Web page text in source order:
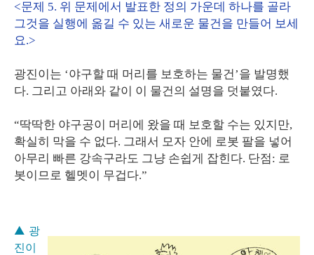
<문제 5. 위 문제에서 발표한 정의 가운데 하나를 골라
그것을 실행에 옮길 수 있는 새로운 물건을 만들어 보세
요.>
광진이는 ‘야구할 때 머리를 보호하는 물건’을 발명했
다. 그리고 아래와 같이 이 물건의 설명을 덧붙였다.
“딱딱한 야구공이 머리에 왔을 때 보호할 수는 있지만,
확실히 막을 수 없다. 그래서 모자 안에 로봇 팔을 넣어
아무리 빠른 강속구라도 그냥 손쉽게 잡힌다. 단점: 로
봇이므로 헬멧이 무겁다.”
▲ 광
진이